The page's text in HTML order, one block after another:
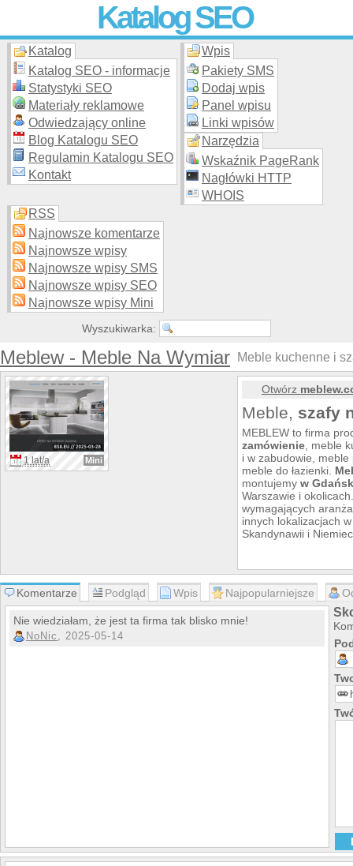
Katalog SEO
Skuteczna i promocja stron WWW –
moderowanego katalogu za darmo!
Katalog
Katalog SEO - informacje
Statystyki SEO
Materiały reklamowe
Odwiedzający online
Blog Katalogu SEO
Regulamin Katalogu SEO
Kontakt
Wpis
Pakiety SMS
Dodaj wpis
Panel wpisu
Linki wpisów
Narzędzia
Wskaźnik PageRank
Nagłówki HTTP
WHOIS
RSS
Najnowsze komentarze
Najnowsze wpisy
Najnowsze wpisy SMS
Najnowsze wpisy SEO
Najnowsze wpisy Mini
Wyszukiwarka:
Meblew - Meble Na Wymiar Meble kuchenne i
1 lat/a Mini
Otwórz
Meble, szafy
MEBLEW to firma
zamówienie , meble
i w zabudowie,
meble do łazienki.
montujemyw
Warszawie i
wymagających
innych lokalizacjach
Skandynawii i
Komentarze Podgląd Wpis Najpopularniejsze
Nie wiedziałam, że jest ta firma tak blisko mnie!
NoNic , 2025-05-14